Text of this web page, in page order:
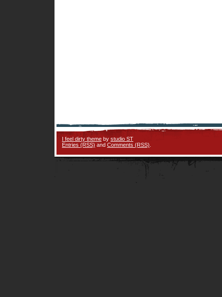
I feel dirty theme by studio ST
Entries (RSS) and Comments (RSS)